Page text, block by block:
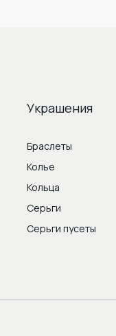
Украшения
Браслеты
Колье
Кольца
Серьги
Серьги пусеты